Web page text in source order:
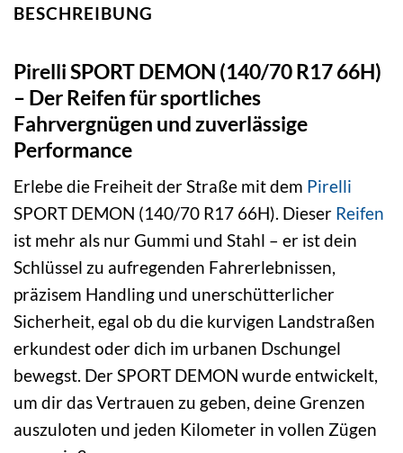
BESCHREIBUNG
Pirelli SPORT DEMON (140/70 R17 66H)
– Der Reifen für sportliches
Fahrvergnügen und zuverlässige
Performance
Erlebe die Freiheit der Straße mit dem Pirelli
SPORT DEMON (140/70 R17 66H). Dieser Reifen
ist mehr als nur Gummi und Stahl – er ist dein
Schlüssel zu aufregenden Fahrerlebnissen,
präzisem Handling und unerschütterlicher
Sicherheit, egal ob du die kurvigen Landstraßen
erkundest oder dich im urbanen Dschungel
bewegst. Der SPORT DEMON wurde entwickelt,
um dir das Vertrauen zu geben, deine Grenzen
auszuloten und jeden Kilometer in vollen Zügen